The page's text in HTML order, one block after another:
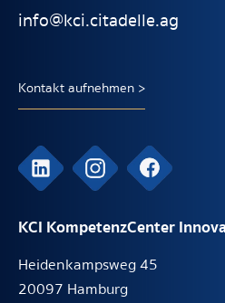
info@kci.citadelle.ag
Kontakt aufnehmen >
KCI KompetenzCenter
Heidenkampsweg 45
20097 Hamburg